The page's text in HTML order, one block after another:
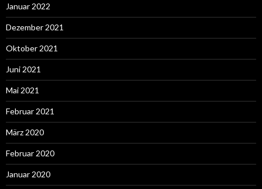
Januar 2022
Dezember 2021
Oktober 2021
Juni 2021
Mai 2021
Februar 2021
März 2020
Februar 2020
Januar 2020